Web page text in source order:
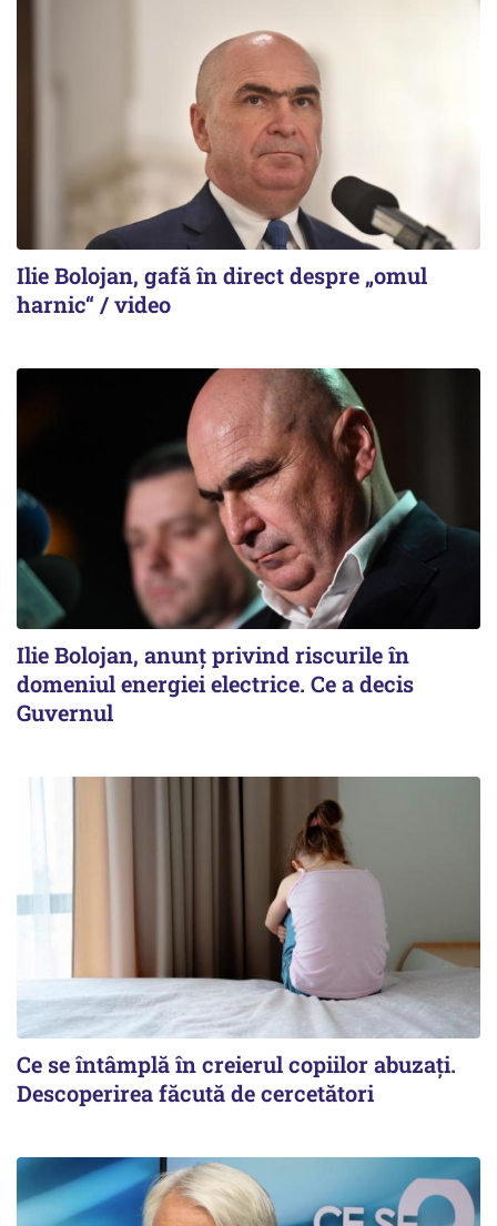
Ilie Bolojan, gafă în direct despre „omul
harnic“ / video
Ilie Bolojan, anunț privind riscurile în
domeniul energiei electrice. Ce a decis
Guvernul
Ce se întâmplă în creierul copiilor abuzați.
Descoperirea făcută de cercetători